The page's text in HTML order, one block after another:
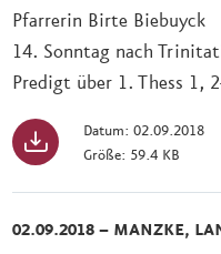
Pfarrerin Birte Biebuyck
14. Sonntag nach
Predigt über 1. Thess 1,
Datum: 02.09.2018
Größe: 59.4 KB
02.09.2018 – MANZKE,